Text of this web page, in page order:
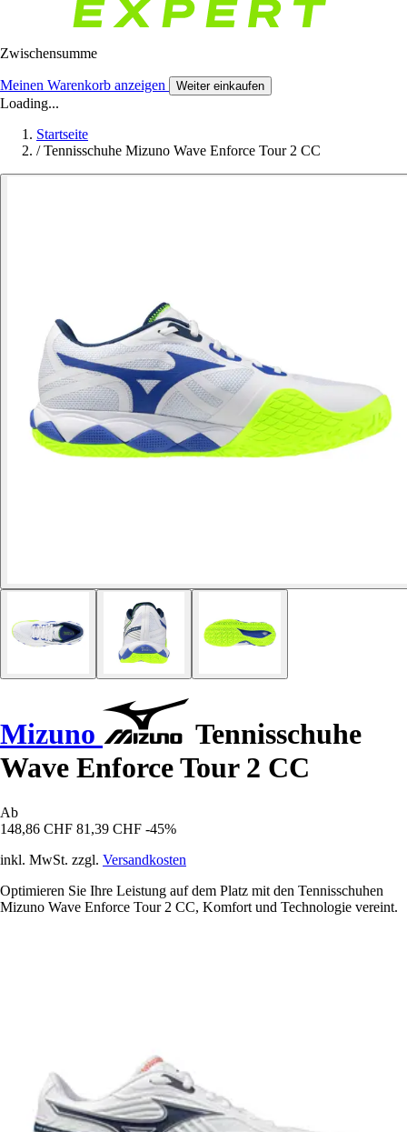
Zwischensumme
Meinen Warenkorb anzeigen Weiter einkaufen
Loading...
Startseite
/ Tennisschuhe Mizuno Wave Enforce Tour 2 CC
Mizuno
Tennisschuhe
Wave Enforce Tour 2 CC
Ab
148,86 CHF 81,39 CHF -45%
inkl. MwSt. zzgl. Versandkosten
Optimieren Sie Ihre Leistung auf dem Platz mit den Tennisschuhen
Mizuno Wave Enforce Tour 2 CC, Komfort und Technologie vereint.